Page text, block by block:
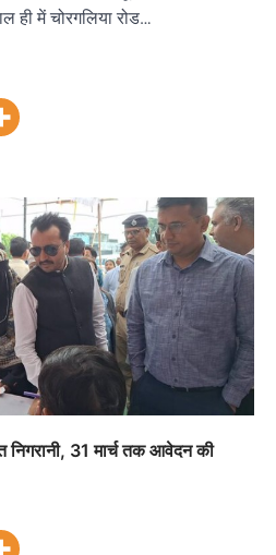
ही में चोरगलिया रोड…
निगरानी, 31 मार्च तक आवेदन की